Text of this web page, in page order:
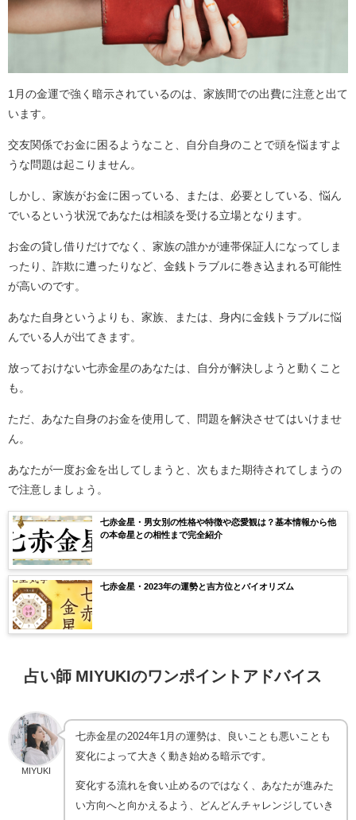
1月の金運で強く暗示されているのは、家族間での出費に注意と出て
います。
交友関係でお金に困るようなこと、自分自身のことで頭を悩ますよ
うな問題は起こりません。
しかし、家族がお金に困っている、または、必要としている、悩ん
でいるという状況であなたは相談を受ける立場となります。
お金の貸し借りだけでなく、家族の誰かが連帯保証人になってしま
ったり、詐欺に遭ったりなど、金銭トラブルに巻き込まれる可能性
が高いのです。
あなた自身というよりも、家族、または、身内に金銭トラブルに悩
んでいる人が出てきます。
放っておけない七赤金星のあなたは、自分が解決しようと動くこと
も。
ただ、あなた自身のお金を使用して、問題を解決させてはいけませ
ん。
あなたが一度お金を出してしまうと、次もまた期待されてしまうの
で注意しましょう。
七赤金星・男女別の性格や特徴や恋愛観は？基本情報から他
の本命星との相性まで完全紹介
七赤金星・2023年の運勢と吉方位とバイオリズム
占い師 MIYUKIのワンポイントアドバイス
MIYUKI
七赤金星の2024年1月の運勢は、良いことも悪いことも
変化によって大きく動き始める暗示です。
変化する流れを食い止めるのではなく、あなたが進みた
い方向へと向かえるよう、どんどんチャレンジしていき